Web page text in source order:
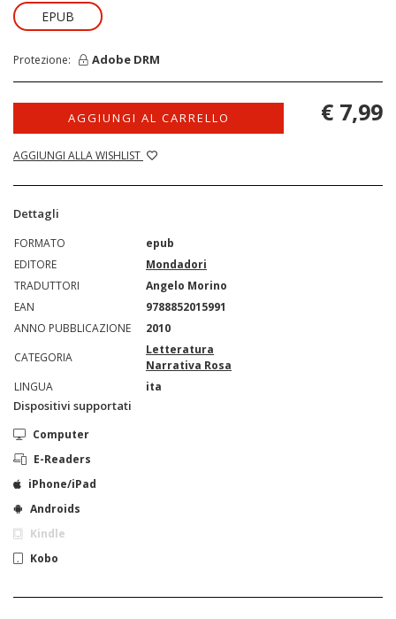
EPUB
Protezione: Adobe DRM
AGGIUNGI AL CARRELLO
AGGIUNGI ALLA WISHLIST
€ 7,99
Dettagli
FORMATO
epub
EDITORE
Mondadori
TRADUTTORI
Angelo Morino
EAN
9788852015991
ANNO PUBBLICAZIONE
2010
CATEGORIA
Letteratura
Narrativa Rosa
LINGUA
ita
Dispositivi supportati
Computer
E-Readers
iPhone/iPad
Androids
Kindle
Kobo